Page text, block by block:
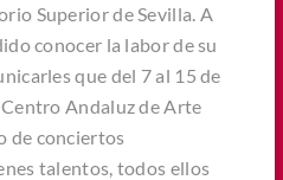
Superior de Sevilla. A
conocer la labor de su
que del 7 al 15 de
Andaluz de Arte
de conciertos
talentos, todos ellos